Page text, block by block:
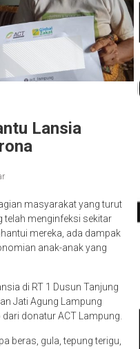
Lansia
masyarakat yang turut
telah menginfeksi sekitar
mereka, ada dampak
anak-anak yang
di RT 1 Dusun Tanjung
Jati Agung Lampung
donatur ACT Lampung.
beras, gula, tepung terigu,